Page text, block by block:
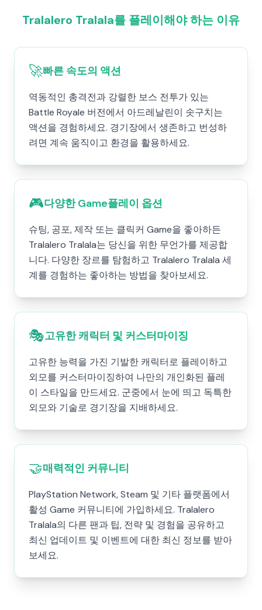
Tralalero Tralala를 플레이해야 하는 이유
🚀빠른 속도의 액션
역동적인 총격전과 강렬한 보스 전투가 있는
Battle Royale 버전에서 아드레날린이 솟구치는
액션을 경험하세요. 경기장에서 생존하고 번성하
려면 계속 움직이고 환경을 활용하세요.
🎮다양한 Game플레이 옵션
슈팅, 공포, 제작 또는 클릭커 Game을 좋아하든
Tralalero Tralala는 당신을 위한 무언가를 제공합
니다. 다양한 장르를 탐험하고 Tralalero Tralala 세
계를 경험하는 좋아하는 방법을 찾아보세요.
🎭고유한 캐릭터 및 커스터마이징
고유한 능력을 가진 기발한 캐릭터로 플레이하고
외모를 커스터마이징하여 나만의 개인화된 플레
이 스타일을 만드세요. 군중에서 눈에 띄고 독특한
외모와 기술로 경기장을 지배하세요.
🤝매력적인 커뮤니티
PlayStation Network, Steam 및 기타 플랫폼에서
활성 Game 커뮤니티에 가입하세요. Tralalero
Tralala의 다른 팬과 팁, 전략 및 경험을 공유하고
최신 업데이트 및 이벤트에 대한 최신 정보를 받아
보세요.